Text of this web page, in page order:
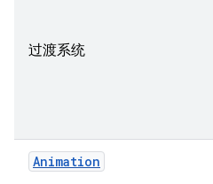
过渡系统
Animation